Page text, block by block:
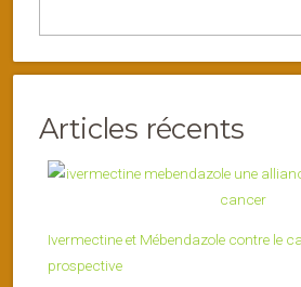
Articles récents
Ivermectine et Mébendazole contre le
prospective